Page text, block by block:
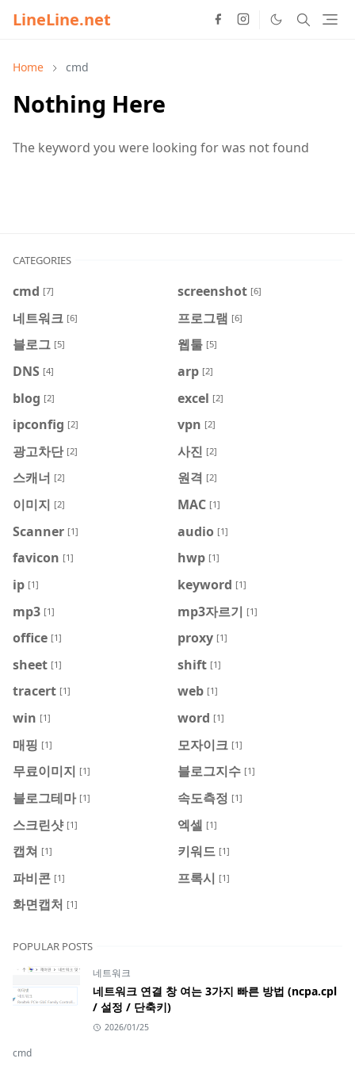
LineLine.net
Home cmd
Nothing Here
The keyword you were looking for was not found
CATEGORIES
cmd [7] screenshot [6]
네트워크 [6] 프로그램 [6]
블로그 [5] 웹툴 [5]
DNS [4] arp [2]
blog [2] excel [2]
ipconfig [2] vpn [2]
광고차단 [2] 사진 [2]
스캐너 [2] 원격 [2]
이미지 [2] MAC [1]
Scanner [1] audio [1]
favicon [1] hwp [1]
ip [1] keyword [1]
mp3 [1] mp3자르기 [1]
office [1] proxy [1]
sheet [1] shift [1]
tracert [1] web [1]
win [1] word [1]
매핑 [1] 모자이크 [1]
무료이미지 [1] 블로그지수 [1]
블로그테마 [1] 속도측정 [1]
스크린샷 [1] 엑셀 [1]
캡쳐 [1] 키워드 [1]
파비콘 [1] 프록시 [1]
화면캡처 [1]
POPULAR POSTS
네트워크
네트워크 연결 창 여는 3가지 빠른 방법 (ncpa.cpl
/ 설정 / 단축키)
2026/01/25
cmd